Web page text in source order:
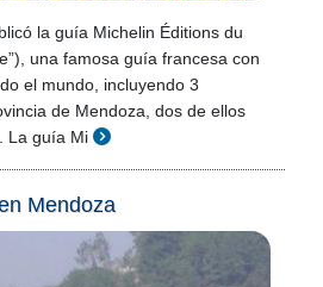
la guía Michelin Éditions du
una famosa guía francesa con
el mundo, incluyendo 3
de Mendoza, dos de ellos
La guía Mi
Mendoza